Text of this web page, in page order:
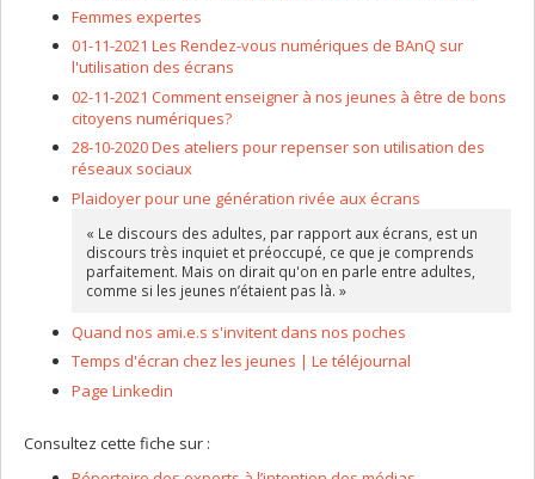
Femmes expertes
01-11-2021 Les Rendez-vous numériques de BAnQ sur
l'utilisation des écrans
02-11-2021 Comment enseigner à nos jeunes à être de bons
citoyens numériques?
28-10-2020 Des ateliers pour repenser son utilisation des
réseaux sociaux
Plaidoyer pour une génération rivée aux écrans
« Le discours des adultes, par rapport aux écrans, est un
discours très inquiet et préoccupé, ce que je comprends
parfaitement. Mais on dirait qu'on en parle entre adultes,
comme si les jeunes n’étaient pas là. »
Quand nos ami.e.s s'invitent dans nos poches
Temps d'écran chez les jeunes | Le téléjournal
Page Linkedin
Consultez cette fiche sur :